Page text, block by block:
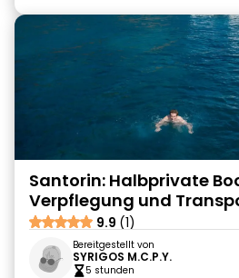
Santorin: Halbprivate
Verpflegung und
9.9 (1)
Bereitgestellt von
SYRIGOS M.C.P.Y.
5 stunden